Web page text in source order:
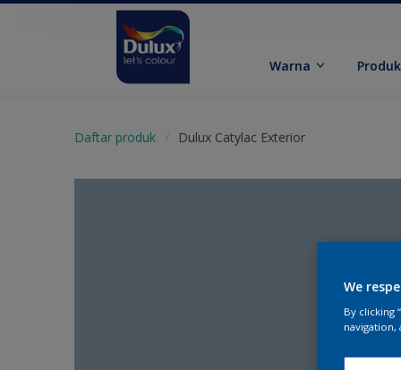
Warna Produk
Daftar produk Dulux Catylac Exterior
We
By clicking
navigation,